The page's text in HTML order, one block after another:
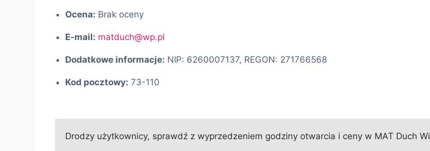
Ocena: Brak oceny
E-mail: matduch@wp.pl
Dodatkowe informacje: NIP: 6260007137, REGON: 271766568
Kod pocztowy: 73-110
Drodzy użytkownicy, sprawdź z wyprzedzeniem godziny otwarcia i ceny w MAT Duch